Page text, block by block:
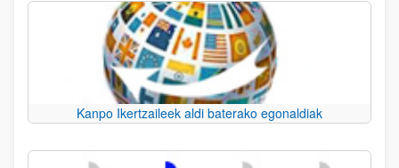
Kanpo Ikertzaileek aldi baterako egonaldiak